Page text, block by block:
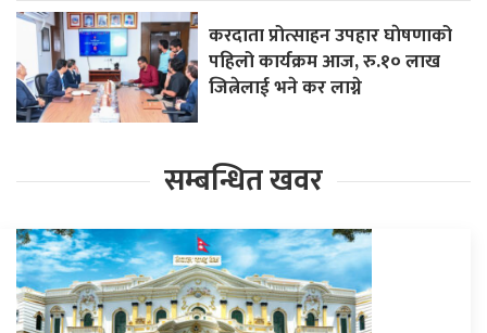
करदाता प्रोत्साहन उपहार घाेषणाको
पहिलो कार्यक्रम आज, रु.१० लाख
जित्नेलाई भने कर लाग्ने
सम्बन्धित खवर